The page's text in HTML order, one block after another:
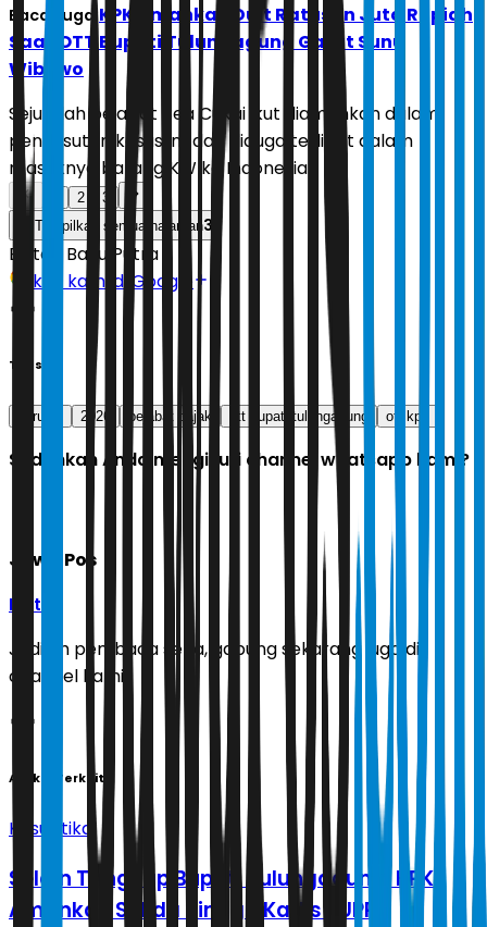
Baca Juga:KPK Amankan Duit Ratusan Juta Rupiah
Saat OTT Bupati Tulungagung Gatut Sunu
Wibowo
Sejumlah pejabat Bea Cukai ikut diamankan dalam
pengusutan kasus ini, dan diduga terlibat dalam
masuknya barang KW ke Indonesia.
2
3
Tampilkan semua halaman3
Editor: Bayu Putra
Ikuti kami di Google
Tags
korupsi 2026 pejabat pajak ott bupati tulungagung ott kpk
Sudahkah Anda mengikuti channel whatsapp kami?
Jawa Pos
Ikuti
Jadilah pembaca setia, gabung sekarang juga di
channel kami!
Artikel Terkait
Kasuistika
Selain Tangkap Bupati Tulungagung, KPK
Amankan Sekda hingga Kadis PUPR